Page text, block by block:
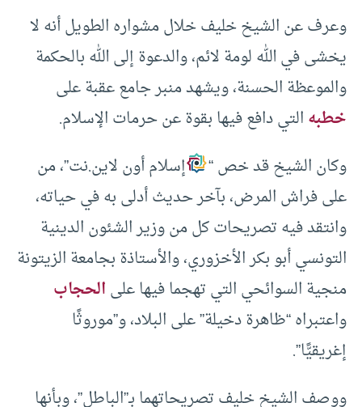
وعرف عن الشيخ خليف خلال مشواره الطويل أنه لا
يخشى في الله لومة لائم، والدعوة إلى الله بالحكمة
والموعظة الحسنة، ويشهد منبر جامع عقبة على
خطبهالتي دافع فيها بقوة عن حرمات الإسلام.
وكان الشيخ قد خص “
إسلام أون لاين.نت”، من
على فراش المرض، بآخر حديث أدلى به في حياته،
وانتقد فيه تصريحات كل من وزير الشئون الدينية
التونسي أبو بكر الأخزوري، والأستاذة بجامعة الزيتونة
منجية السوائحي التي تهجما فيها علىالحجاب
واعتبراه “ظاهرة دخيلة” على البلاد، و”موروثًا
إغريقيًّا”.
ووصف الشيخ خليف تصريحاتهما بـ”الباطل”، وبأنها